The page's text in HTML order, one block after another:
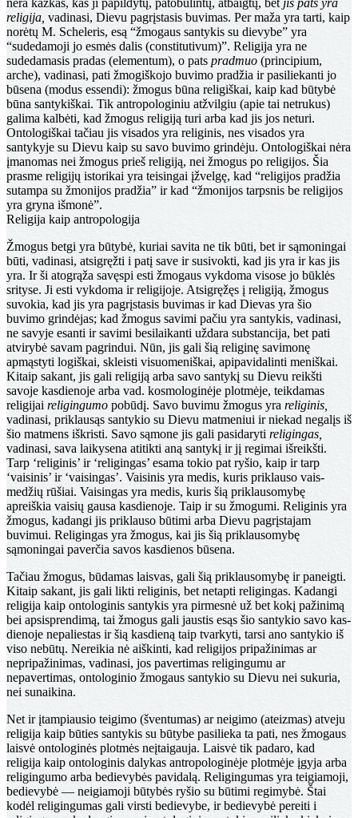
nėra kažkas, kas ji papil­dytų, patobulintų, atbaigtų, bet jis pats yra
religija, vadi­nasi, Dievu pagrįstasis buvimas. Per maža yra tarti, kaip
norėtų M. Scheleris, esą “žmogaus santykis su dievybe” yra
“sudedamoji jo esmės dalis (constitutivum)”. Reli­gija yra ne
sudedamasis pradas (elementum), o pats pradmuo (principium,
arche), vadinasi, pati žmogiškojo buvimo pradžia ir pasiliekanti jo
būsena (modus essendi): žmogus būna religiškai, kaip kad būtybė
būna santykiškai. Tik antropologiniu atžvilgiu (apie tai netrukus)
galima kalbėti, kad žmogus religiją turi arba kad jis jos neturi.
Ontologiškai tačiau jis visados yra religinis, nes visados yra
santykyje su Dievu kaip su savo buvimo grin­dėju. Ontologiškai nėra
įmanomas nei žmogus prieš reli­giją, nei žmogus po religijos. Šia
prasme religijų istorikai yra teisingai įžvelgę, kad “religijos pradžia
sutampa su žmonijos pradžia” ir kad “žmonijos tarpsnis be religijos
yra gryna išmonė”.
Religija kaip antropologija
Žmogus betgi yra būtybė, kuriai savita ne tik būti, bet ir sąmoningai
būti, vadinasi, atsigręžti i patį save ir susi­vokti, kad jis yra ir kas jis
yra. Ir ši atogrąža savęspi esti žmogaus vykdoma visose jo būklės
srityse. Ji esti vykdo­ma ir religijoje. Atsigręžęs į religiją, žmogus
suvokia, kad jis yra pagrįstasis buvimas ir kad Dievas yra šio
buvimo grindėjas; kad žmogus savimi pačiu yra santykis, vadinasi,
ne savyje esanti ir savimi besilaikanti uždara substancija, bet pati
atvirybė savam pagrindui. Nūn, jis gali šią religinę savimonę
apmąstyti logiškai, skleisti vi­suomeniškai, apipavidalinti meniškai.
Kitaip sakant, jis gali religiją arba savo santykį su Dievu reikšti
savoje kasdienoje arba vad. kosmologinėje plotmėje, teikdamas
religijai religingumo pobūdį. Savo buvimu žmogus yra religinis,
vadinasi, priklausąs santykio su Dievu matme­niui ir niekad negalįs iš
šio matmens iškristi. Savo sąmo­ne jis gali pasidaryti religingas,
vadinasi, sava laikysena atitikti aną santykį ir jį regimai išreikšti.
Tarp ‘religinis’ ir ‘religingas’ esama tokio pat ryšio, kaip ir tarp
‘vaisinis’ ir ‘vaisingas’. Vaisinis yra medis, kuris priklauso vais­
medžių rūšiai. Vaisingas yra medis, kuris šią priklauso­mybę
apreiškia vaisių gausa kasdienoje. Taip ir su žmo­gumi. Religinis yra
žmogus, kadangi jis priklauso būtimi arba Dievu pagrįstajam
buvimui. Religingas yra žmogus, kai jis šią priklausomybę
sąmoningai paverčia savos kas­dienos būsena.
Tačiau žmogus, būdamas laisvas, gali šią priklauso­mybę ir paneigti.
Kitaip sakant, jis gali likti religinis, bet netapti religingas. Kadangi
religija kaip ontologinis santykis yra pirmesnė už bet kokį pažinimą
bei apsispren­dimą, tai žmogus gali jaustis esąs šio santykio savo kas­
dienoje nepaliestas ir šią kasdieną taip tvarkyti, tarsi ano santykio iš
viso nebūtų. Nereikia nė aiškinti, kad religijos pripažinimas ar
nepripažinimas, vadinasi, jos pavertimas religingumu ar
nepavertimas, ontologinio žmogaus santy­kio su Dievu nei sukuria,
nei sunaikina.
Net ir įtampiausio teigimo (šventumas) ar neigimo (ateizmas) atveju
re­ligija kaip būties santykis su būtybe pasilieka ta pati, nes žmogaus
laisvė ontologinės plotmės neįtaigauja. Lais­vė tik padaro, kad
religija kaip ontologinis dalykas antro­pologinėje plotmėje įgyja arba
religingumo arba bedievy­bės pavidalą. Religingumas yra teigiamoji,
bedievybė — neigiamoji būtybės ryšio su būtimi regimybė. Štai
kodėl religingumas gali virsti bedievybe, ir bedievybė pereiti i